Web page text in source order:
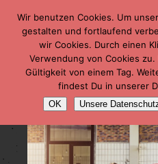
Wir benutzen Cookies. Um
gestalten und fortlaufend
wir Cookies. Durch einen
Verwendung von Cookies
Gültigkeit von einem Tag.
findest Du in unserer
OK Unsere